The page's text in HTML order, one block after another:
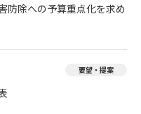
防除への予算重点化を求め
要望・提案